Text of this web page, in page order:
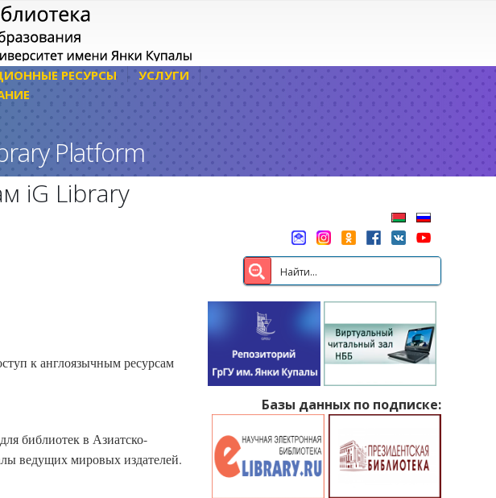
РЕСУРСЫ
УСЛУГИ
Platform
iG Library
к англоязычным ресурсам
библиотек в Азиатско-
ведущих мировых издателей.
Базы данных по подписке: